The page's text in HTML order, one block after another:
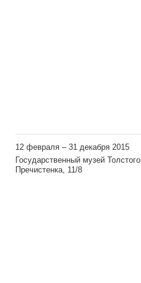
12 февраля – 31 декабря 2015
Государственный музей Толстого,
Пречистенка, 11/8